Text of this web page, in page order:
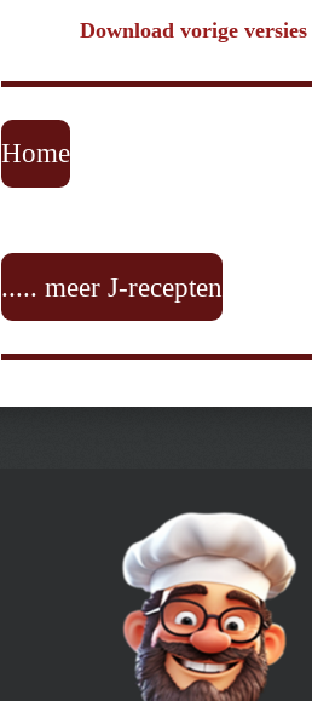
Download vorige versies
Home
..... meer J-recepten